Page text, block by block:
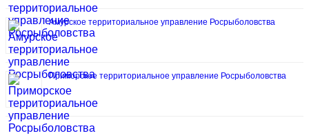
Амурское территориальное управление Росрыболовства
Приморское территориальное управление Росрыболовства